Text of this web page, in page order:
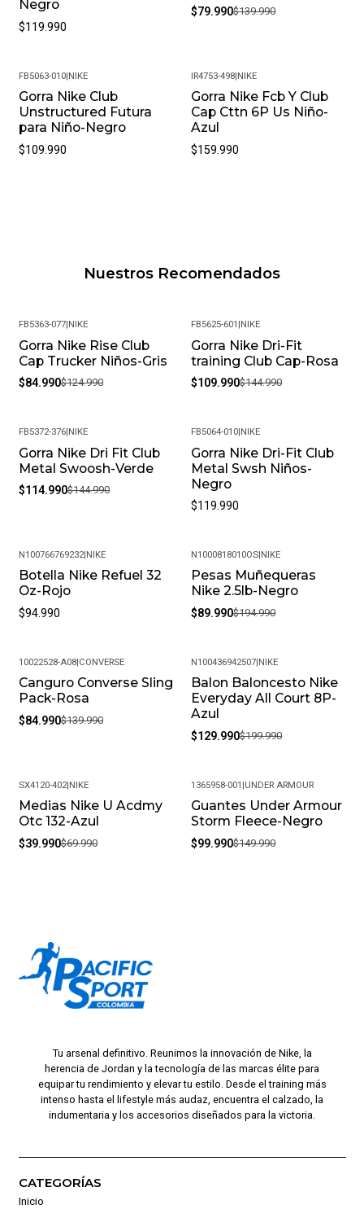
Negro
$119.990
$79.990$139.990
FB5063-010|NIKE
Gorra Nike Club
Unstructured Futura
para Niño-Negro
$109.990
IR4753-498|NIKE
Gorra Nike Fcb Y Club
Cap Cttn 6P Us Niño-
Azul
$159.990
Nuestros Recomendados
-32%
FB5363-077|NIKE
Gorra Nike Rise Club
Cap Trucker Niños-Gris
$84.990$124.990
-24%
FB5625-601 |NIKE
Gorra Nike Dri-Fit
training Club Cap-Rosa
$109.990$144.990
-21%
FB5372-376|NIKE
Gorra Nike Dri Fit Club
Metal Swoosh-Verde
$114.990$144.990
FB5064-010|NIKE
Gorra Nike Dri-Fit Club
Metal Swsh Niños-
Negro
$119.990
N100766769232|NIKE
Botella Nike Refuel 32
Oz-Rojo
$94.990
-54%
N1000818010OS|NIKE
Pesas Muñequeras
Nike 2.5lb-Negro
$89.990$194.990
-39%
10022528-A08|CONVERSE
Canguro Converse Sling
Pack-Rosa
$84.990$139.990
-35%
N100436942507|NIKE
Balon Baloncesto Nike
Everyday All Court 8P-
Azul
$129.990$199.990
-43%
SX4120-402|NIKE
Medias Nike U Acdmy
Otc 132-Azul
$39.990$69.990
-33%
1365958-001 |UNDER ARMOUR
Guantes Under Armour
Storm Fleece-Negro
$99.990$149.990
Tu arsenal definitivo. Reunimos la innovación de Nike, la
herencia de Jordan y la tecnología de las marcas élite para
equipar tu rendimiento y elevar tu estilo. Desde el training más
intenso hasta el lifestyle más audaz, encuentra el calzado, la
indumentaria y los accesorios diseñados para la victoria.
CATEGORÍAS
Inicio